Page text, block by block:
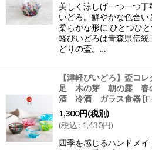
美しく涼しげ一つ一つ
いどろ。鮮やかな色合
柔らかな形に ひとつひ
軽びいどろは青森県伝統
どりの盃。…
【津軽びいどろ】盃コ
足 木の芽 朝の露 春
酒 冷酒 ガラス食器 [
1,300円(税別)
(税込: 1,430円)
四季を感じるハンドメ